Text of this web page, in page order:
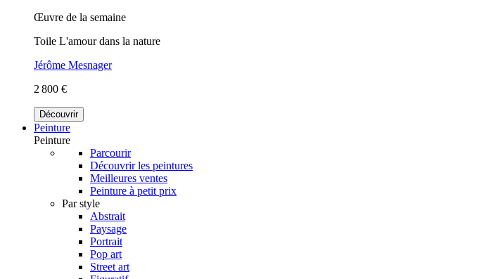
Œuvre de la semaine
Toile L'amour dans la nature
Jérôme Mesnager
2 800 €
Découvrir
Peinture
Peinture
Parcourir
Découvrir les peintures
Meilleures ventes
Peinture à petit prix
Par style
Abstrait
Paysage
Portrait
Pop art
Street art